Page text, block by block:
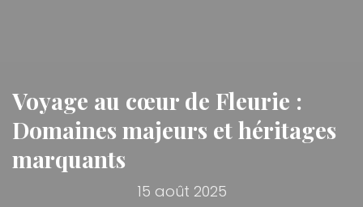
Voyage au cœur de Fleurie :
Domaines majeurs et héritages
marquants
15 août 2025